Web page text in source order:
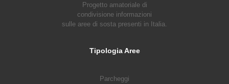
Progetto amatoriale di
condivisione informazioni
sulle aree di sosta presenti in Italia.
Tipologia Aree
Parcheggi